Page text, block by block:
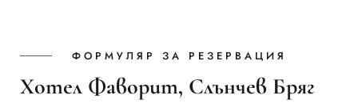
ФОРМУЛЯР ЗА РЕЗЕРВАЦИЯ
Хотел Фаворит, Слънчев Бряг